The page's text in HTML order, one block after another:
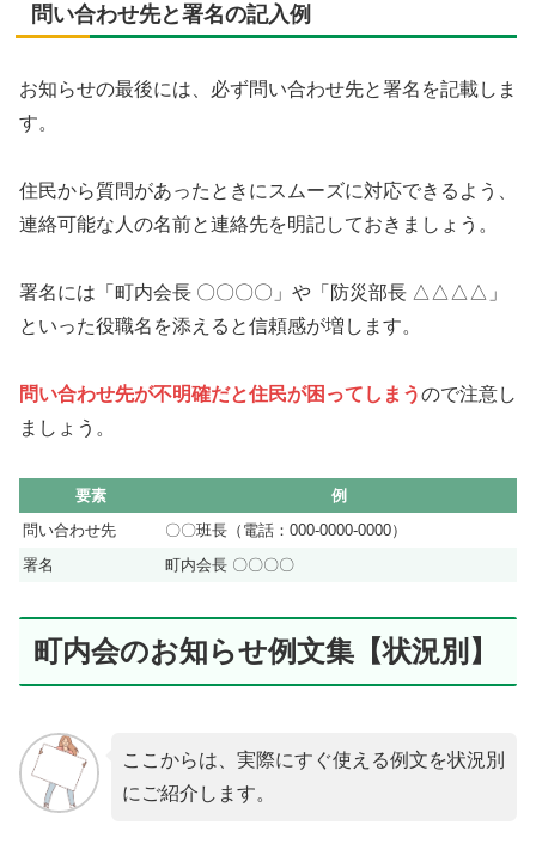
問い合わせ先と署名の記入例
お知らせの最後には、必ず問い合わせ先と署名を記載しま
す。
住民から質問があったときにスムーズに対応できるよう、
連絡可能な人の名前と連絡先を明記しておきましょう。
署名には「町内会長 〇〇〇〇」や「防災部長 △△△△」
といった役職名を添えると信頼感が増します。
問い合わせ先が不明確だと住民が困ってしまうので注意し
ましょう。
要素
例
問い合わせ先
〇〇班長（電話：000-0000-0000）
署名
町内会長 〇〇〇〇
町内会のお知らせ例文集【状況別】
ここからは、実際にすぐ使える例文を状況別
にご紹介します。